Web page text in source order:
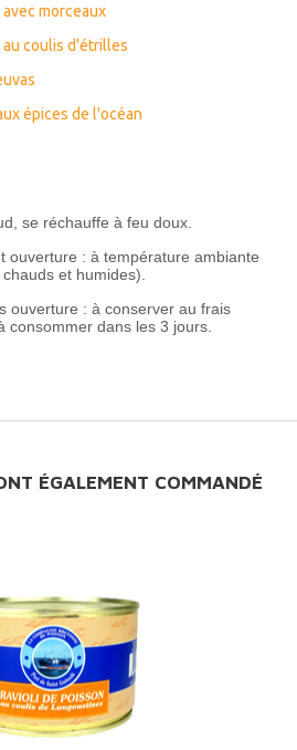
morceaux
au coulis d'étrilles
épices de l'océan
se réchauffe à feu doux.
ouverture : à température ambiante
et humides).
ouverture : à conserver au frais
consommer dans les 3 jours.
ÉGALEMENT COMMANDÉ